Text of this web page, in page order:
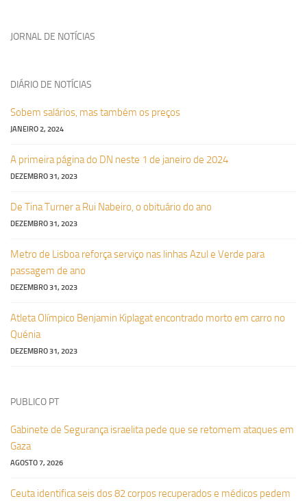
JORNAL DE NOTÍCIAS
DIÁRIO DE NOTÍCIAS
Sobem salários, mas também os preços
JANEIRO 2, 2024
A primeira página do DN neste 1 de janeiro de 2024
DEZEMBRO 31, 2023
De Tina Turner a Rui Nabeiro, o obituário do ano
DEZEMBRO 31, 2023
Metro de Lisboa reforça serviço nas linhas Azul e Verde para
passagem de ano
DEZEMBRO 31, 2023
Atleta Olímpico Benjamin Kiplagat encontrado morto em carro no
Quénia
DEZEMBRO 31, 2023
PUBLICO PT
Gabinete de Segurança israelita pede que se retomem ataques em
Gaza
AGOSTO 7, 2026
Ceuta identifica seis dos 82 corpos recuperados e médicos pedem